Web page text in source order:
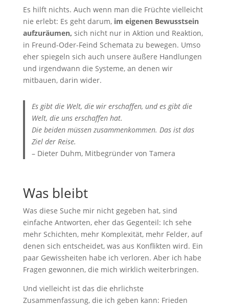
Es hilft nichts. Auch wenn man die Früchte vielleicht
nie erlebt: Es geht darum,im eigenen Bewusstsein
aufzuräumen, sich nicht nur in Aktion und Reaktion,
in Freund-Oder-Feind Schemata zu bewegen. Umso
eher spiegeln sich auch unsere äußere Handlungen
und irgendwann die Systeme, an denen wir
mitbauen, darin wider.
Es gibt die Welt, die wir erschaffen, und es gibt die
Welt, die uns erschaffen hat.
Die beiden müssen zusammenkommen. Das ist das
Ziel der Reise.
– Dieter Duhm, Mitbegründer von Tamera
Was bleibt
Was diese Suche mir nicht gegeben hat, sind
einfache Antworten, eher das Gegenteil: Ich sehe
mehr Schichten, mehr Komplexität, mehr Felder, auf
denen sich entscheidet, was aus Konflikten wird. Ein
paar Gewissheiten habe ich verloren. Aber ich habe
Fragen gewonnen, die mich wirklich weiterbringen.
Und vielleicht ist das die ehrlichste
Zusammenfassung, die ich geben kann: Frieden